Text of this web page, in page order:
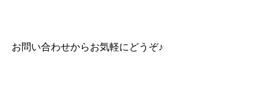
お問い合わせからお気軽にどうぞ♪